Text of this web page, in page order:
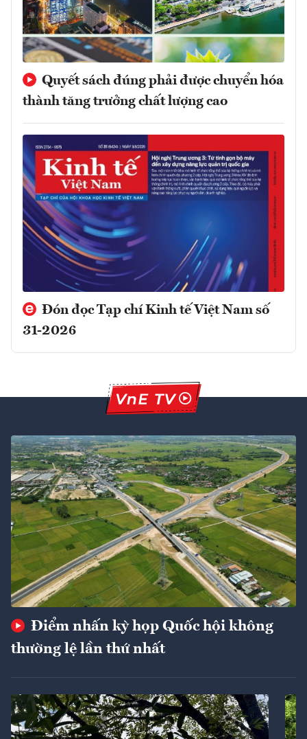
Quyết sách đúng phải được chuyển hóa
thành tăng trưởng chất lượng cao
Đón đọc Tạp chí Kinh tế Việt Nam số
31-2026
Điểm nhấn kỳ họp Quốc hội không
thường lệ lần thứ nhất